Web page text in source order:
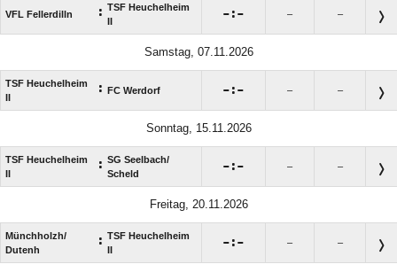
VFL Fellerdilln : TSF Heuchelheim
II
: – –
Samstag, 07.11.2026
TSF Heuchelheim
II
: FC Werdorf : – –
Sonntag, 15.11.2026
TSF Heuchelheim
II
: SG Seelbach/​
Scheld
: – –
Freitag, 20.11.2026
Münchholzh/​
Dutenh
: TSF Heuchelheim
II
: – –